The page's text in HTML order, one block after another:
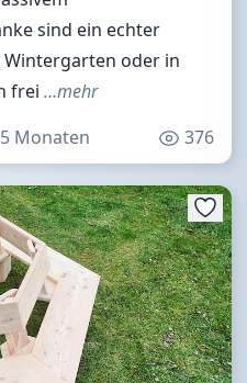
sind ein echter
oder in
frei …mehr
Monaten 376